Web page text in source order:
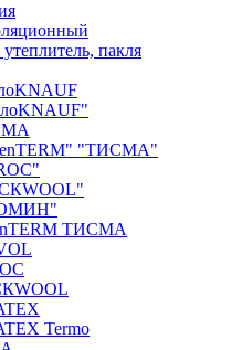
пакля
"ТИСМА"
ТИСМА
Termo